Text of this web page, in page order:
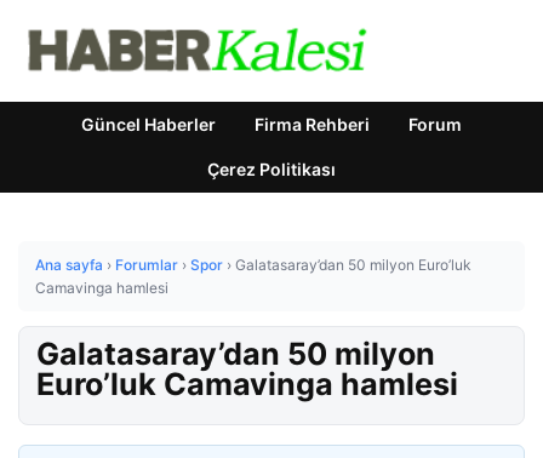
Güncel Haberler Firma Rehberi Forum
Çerez Politikası
Ana sayfa › Forumlar › Spor › Galatasaray’dan 50 milyon Euro’luk
Camavinga hamlesi
Galatasaray’dan 50 milyon
Euro’luk Camavinga hamlesi